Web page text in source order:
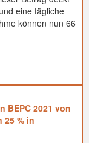
eine tägliche
können nun 66
BEPC 2021 von
25 % in